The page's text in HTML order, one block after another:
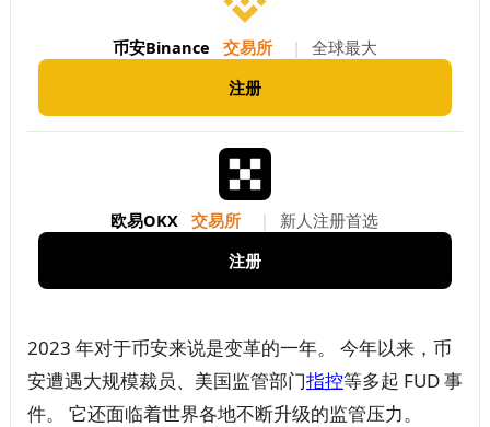
币安Binance 交易所 |
全球最大
注册
欧易OKX 交易所 |
新人注册首选
注册
2023 年对于币安来说是变革的一年。 今年以来，币
安遭遇大规模裁员、美国监管部门指控等多起 FUD 事
件。 它还面临着世界各地不断升级的监管压力。